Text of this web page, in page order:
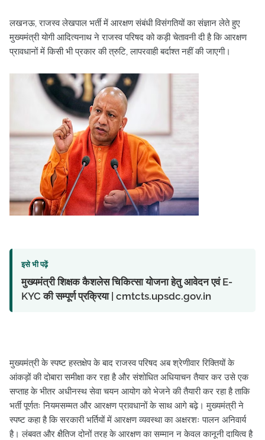
लखनऊ, राजस्व लेखपाल भर्ती में आरक्षण संबंधी विसंगतियों का संज्ञान लेते हुए
मुख्यमंत्री योगी आदित्यनाथ ने राजस्व परिषद को कड़ी चेतावनी दी है कि आरक्षण
प्रावधानों में किसी भी प्रकार की त्रुटि, लापरवाही बर्दाश्त नहीं की जाएगी।
इसे भी पढ़ें
मुख्यमंत्री शिक्षक कैशलेस चिकित्सा योजना हेतु आवेदन एवं E-
KYC की सम्पूर्ण प्रक्रिया | cmtcts.upsdc.gov.in
मुख्यमंत्री के स्पष्ट हस्तक्षेप के बाद राजस्व परिषद अब श्रेणीवार रिक्तियों के
आंकड़ों की दोबारा समीक्षा कर रहा है और संशोधित अधियाचन तैयार कर उसे एक
सप्ताह के भीतर अधीनस्थ सेवा चयन आयोग को भेजने की तैयारी कर रहा है ताकि
भर्ती पूर्णतः नियमसम्मत और आरक्षण प्रावधानों के साथ आगे बढ़े। मुख्यमंत्री ने
स्पष्ट कहा है कि सरकारी भर्तियों में आरक्षण व्यवस्था का अक्षरशः पालन अनिवार्य
है। लंबवत और क्षैतिज दोनों तरह के आरक्षण का सम्मान न केवल कानूनी दायित्व है